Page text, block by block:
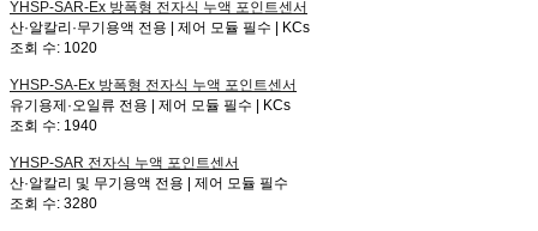
YHSP-SAR-Ex 방폭형 전자식 누액 포인트센서
산·알칼리·무기용액 전용 | 제어 모듈 필수 | KCs
조회 수: 1020
YHSP-SA-Ex 방폭형 전자식 누액 포인트센서
유기용제·오일류 전용 | 제어 모듈 필수 | KCs
조회 수: 1940
YHSP-SAR 전자식 누액 포인트센서
산·알칼리 및 무기용액 전용 | 제어 모듈 필수
조회 수: 3280